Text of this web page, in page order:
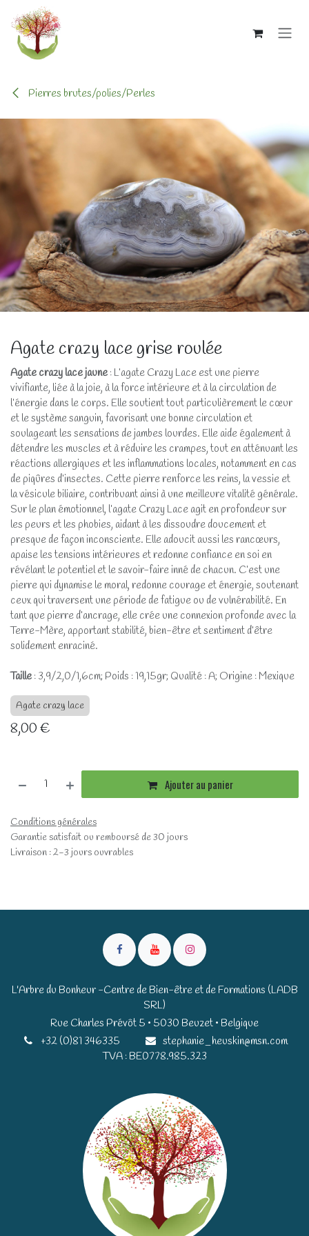
Se rendre au contenu
Pierres brutes/polies/Perles
Agate crazy lace grise roulée
Agate crazy lace jaune : L’agate Crazy Lace est une pierre
vivifiante, liée à la joie, à la force intérieure et à la circulation de
l’énergie dans le corps. Elle soutient tout particulièrement le cœur
et le système sanguin, favorisant une bonne circulation et
soulageant les sensations de jambes lourdes. Elle aide également à
détendre les muscles et à réduire les crampes, tout en atténuant les
réactions allergiques et les inflammations locales, notamment en cas
de piqûres d’insectes. Cette pierre renforce les reins, la vessie et
la vésicule biliaire, contribuant ainsi à une meilleure vitalité générale.
Sur le plan émotionnel, l’agate Crazy Lace agit en profondeur sur
les peurs et les phobies, aidant à les dissoudre doucement et
presque de façon inconsciente. Elle adoucit aussi les rancœurs,
apaise les tensions intérieures et redonne confiance en soi en
révélant le potentiel et le savoir-faire inné de chacun. C’est une
pierre qui dynamise le moral, redonne courage et énergie, soutenant
ceux qui traversent une période de fatigue ou de vulnérabilité. En
tant que pierre d’ancrage, elle crée une connexion profonde avec la
Terre-Mère, apportant stabilité, bien-être et sentiment d’être
solidement enraciné.
Taille : 3,9/2,0/1,6cm; Poids : 19,15gr; Qualité : A; Origine : Mexique
Agate crazy lace
8,00€
Ajouter au panier
Conditions générales
Garantie satisfait ou remboursé de 30 jours
Livraison : 2-3 jours ouvrables
L'Arbre du Bonheur -Centre de Bien-être et de Formations (LADB
SRL)
Rue Charles Prévôt 5 • 5030 Beuzet • Belgique​​
+32 (0)81 346335
stephanie_heuskin@msn.com
TVA : BE0778.985.323